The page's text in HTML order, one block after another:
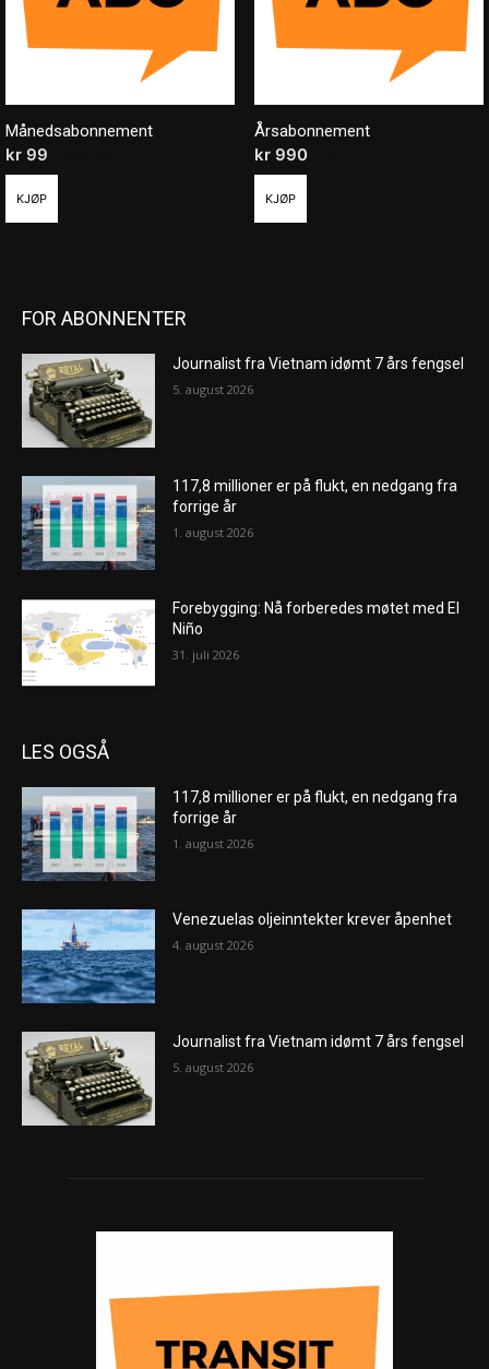
Månedsabonnement
kr 99
KJØP
Årsabonnement
kr990
KJØP
FOR ABONNENTER
Journalist fra Vietnam idømt 7 års fengsel
5. august 2026
117,8 millioner er på flukt, en nedgang fra
forrige år
1. august 2026
Forebygging: Nå forberedes møtet med El
Niño
31. juli 2026
LES OGSÅ
117,8 millioner er på flukt, en nedgang fra
forrige år
1. august 2026
Venezuelas oljeinntekter krever åpenhet
4. august 2026
Journalist fra Vietnam idømt 7 års fengsel
5. august 2026